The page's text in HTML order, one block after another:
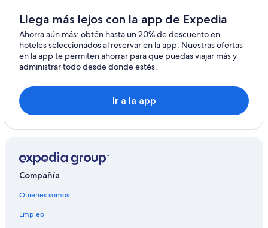
Llega más lejos con la app de Expedia
Ahorra aún más: obtén hasta un 20% de descuento en
hoteles seleccionados al reservar en la app. Nuestras ofertas
en la app te permiten ahorrar para que puedas viajar más y
administrar todo desde donde estés.
Ir a la app
Compañía
Quiénes somos
Empleo